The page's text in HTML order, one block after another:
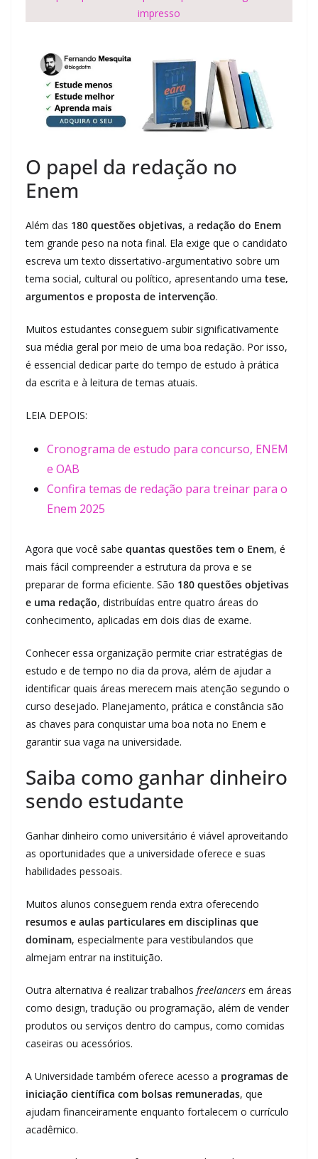
impresso
O papel da redação no
Enem
Além das 180 questões objetivas, a redação do Enem
tem grande peso na nota final. Ela exige que o candidato
escreva um texto dissertativo-argumentativo sobre um
tema social, cultural ou político, apresentando uma tese,
argumentos e proposta de intervenção.
Muitos estudantes conseguem subir significativamente
sua média geral por meio de uma boa redação. Por isso,
é essencial dedicar parte do tempo de estudo à prática
da escrita e à leitura de temas atuais.
LEIA DEPOIS:
Cronograma de estudo para concurso, ENEM
e OAB
Confira temas de redação para treinar para o
Enem 2025
Agora que você sabe quantas questões tem o Enem, é
mais fácil compreender a estrutura da prova e se
preparar de forma eficiente. São 180 questões objetivas
e uma redação, distribuídas entre quatro áreas do
conhecimento, aplicadas em dois dias de exame.
Conhecer essa organização permite criar estratégias de
estudo e de tempo no dia da prova, além de ajudar a
identificar quais áreas merecem mais atenção segundo o
curso desejado. Planejamento, prática e constância são
as chaves para conquistar uma boa nota no Enem e
garantir sua vaga na universidade.
Saiba como ganhar dinheiro
sendo estudante
Ganhar dinheiro como universitário é viável aproveitando
as oportunidades que a universidade oferece e suas
habilidades pessoais.
Muitos alunos conseguem renda extra oferecendo
resumos e aulas particulares em disciplinas que
dominam, especialmente para vestibulandos que
almejam entrar na instituição.
Outra alternativa é realizar trabalhos freelancers em áreas
como design, tradução ou programação, além de vender
produtos ou serviços dentro do campus, como comidas
caseiras ou acessórios.
A Universidade também oferece acesso a programas de
iniciação científica com bolsas remuneradas, que
ajudam financeiramente enquanto fortalecem o currículo
acadêmico.